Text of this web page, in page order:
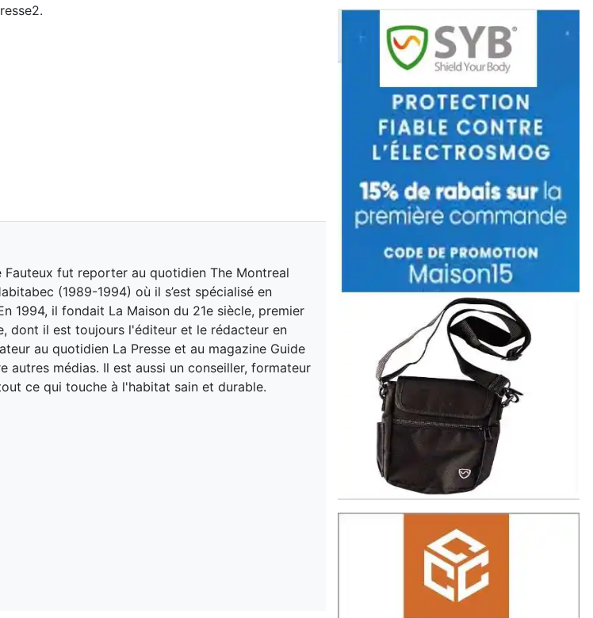
fut reporter au quotidien The Montreal
(1989-1994) où il s’est spécialisé en
1994, il fondait La Maison du 21e siècle, premier
dont il est toujours l'éditeur et le rédacteur en
au quotidien La Presse et au magazine Guide
autres médias. Il est aussi un conseiller, formateur
ce qui touche à l'habitat sain et durable.